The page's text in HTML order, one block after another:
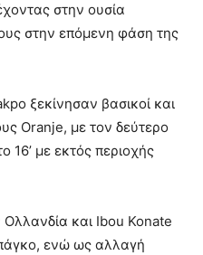
στην ουσία
στην επόμενη φάση της
ξεκίνησαν βασικοί και
Oranje, με τον δεύτερο
16’ με εκτός περιοχής
και Ibou Konate
ενώ ως αλλαγή